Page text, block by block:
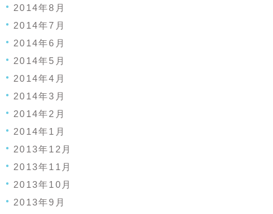
2014年8月
2014年7月
2014年6月
2014年5月
2014年4月
2014年3月
2014年2月
2014年1月
2013年12月
2013年11月
2013年10月
2013年9月